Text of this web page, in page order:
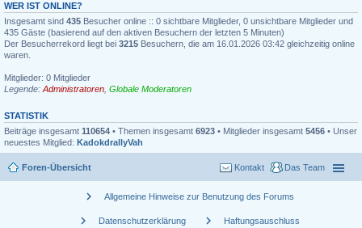
WER IST ONLINE?
Insgesamt sind 435 Besucher online :: 0 sichtbare Mitglieder, 0 unsichtbare Mitglieder und
435 Gäste (basierend auf den aktiven Besuchern der letzten 5 Minuten)
Der Besucherrekord liegt bei 3215 Besuchern, die am 16.01.2026 03:42 gleichzeitig online
waren.
Mitglieder: 0 Mitglieder
Legende: Administratoren Globale Moderatoren
STATISTIK
Beiträge insgesamt 110654 • Themen insgesamt 6923 • Mitglieder insgesamt 5456 • Unser
neuestes Mitglied: KadokdrallyVah
Foren-Übersicht Das Team
Kontakt
chevron_right Allgemeine Hinweise zur Benutzung des Forums
chevron_right Datenschutzerklärung chevron_right Haftungsauschluss